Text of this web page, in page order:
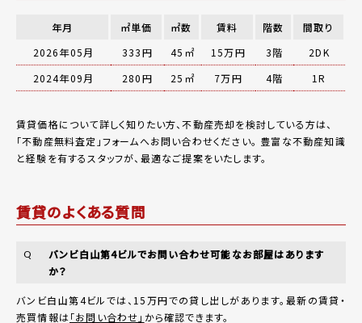
年月 ㎡単価 ㎡数 賃料 階数
間取り
2026年05月
333円 45㎡ 15万円 3階
2DK
2024年09月
280円 25㎡ 7万円 4階 1R
賃貸価格について詳しく知りたい方、不動産売却を検討している方は、
「不動産無料査定 」フォームへお問い合わせください。 豊富な不動産知識
と経験を有するスタッフが、最適なご提案をいたします。
賃貸のよくある質問
Q
バンビ白山第4ビルでお問い合わせ可能なお部屋はあります
か？
バンビ白山第4ビルでは、15万円での貸し出しがあります。最新の賃貸・
売買情報は「お問い合わせ」 から確認できます。